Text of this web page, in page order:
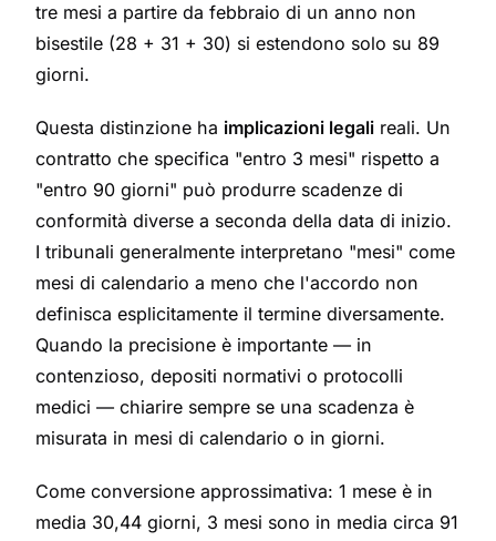
tre mesi a partire da febbraio di un anno non
bisestile (28 + 31 + 30) si estendono solo su 89
giorni.
Questa distinzione ha implicazioni legali reali. Un
contratto che specifica "entro 3 mesi" rispetto a
"entro 90 giorni" può produrre scadenze di
conformità diverse a seconda della data di inizio.
I tribunali generalmente interpretano "mesi" come
mesi di calendario a meno che l'accordo non
definisca esplicitamente il termine diversamente.
Quando la precisione è importante — in
contenzioso, depositi normativi o protocolli
medici — chiarire sempre se una scadenza è
misurata in mesi di calendario o in giorni.
Come conversione approssimativa: 1 mese è in
media 30,44 giorni, 3 mesi sono in media circa 91